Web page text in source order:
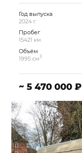
Год выпуска
2024 г.
Пробег
15421 км.
Объём
1995 см3
~ 5 470 000 ₽